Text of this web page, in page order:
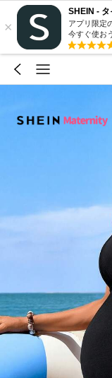
×
SHEIN -
アプリ限定
今すぐ使お